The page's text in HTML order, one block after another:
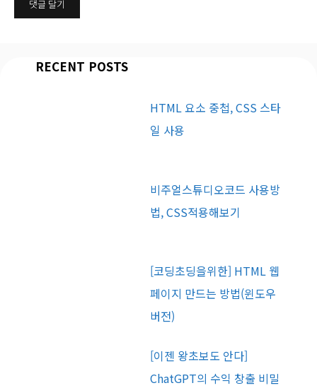
RECENT POSTS
HTML 요소 중첩, CSS 스타
일 사용
비주얼스튜디오코드 사용방
법, CSS적용해보기
[코딩초딩을위한] HTML 웹
페이지 만드는 방법(윈도우
버전)
[이젠 왕초보도 안다]
ChatGPT의 수익 창출 비밀